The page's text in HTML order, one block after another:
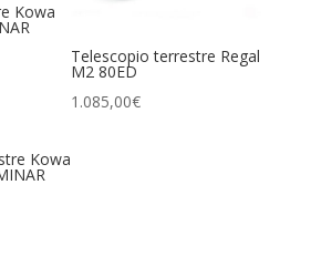
Telescopio terrestre Regal
M2 80ED
1.085,00€
Kowa
Kowa